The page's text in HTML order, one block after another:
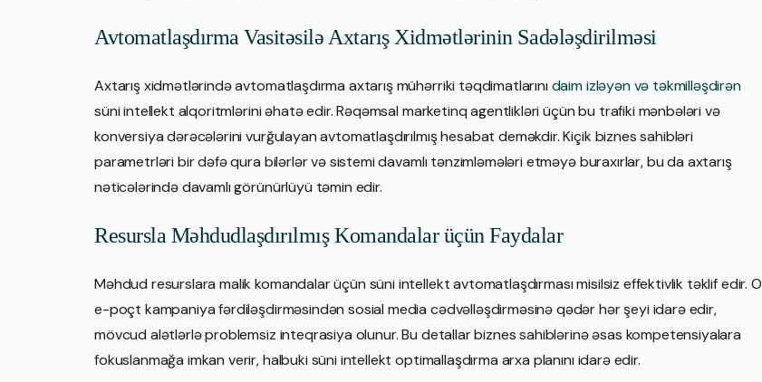
Avtomatlaşdırma Vasitəsilə Axtarış Xidmətlərinin Sadələşdirilməsi
Axtarış xidmətlərində avtomatlaşdırma axtarış mühərriki təqdimatlarını daim izləyən və təkmilləşdirən
süni intellekt alqoritmlərini əhatə edir. Rəqəmsal marketinq agentlikləri üçün bu trafiki mənbələri və
konversiya dərəcələrini vurğulayan avtomatlaşdırılmış hesabat deməkdir. Kiçik biznes sahibləri
parametrləri bir dəfə qura bilərlər və sistemi davamlı tənzimləmələri etməyə buraxırlar, bu da axtarış
nəticələrində davamlı görünürlüyü təmin edir.
Resursla Məhdudlaşdırılmış Komandalar üçün Faydalar
Məhdud resurslara malik komandalar üçün süni intellekt avtomatlaşdırması misilsiz effektivlik təklif edir. O
e-poçt kampaniya fərdiləşdirməsindən sosial media cədvəlləşdirməsinə qədər hər şeyi idarə edir,
mövcud alətlərlə problemsiz inteqrasiya olunur. Bu detallar biznes sahiblərinə əsas kompetensiyalara
fokuslanmağa imkan verir, halbuki süni intellekt optimallaşdırma arxa planını idarə edir.